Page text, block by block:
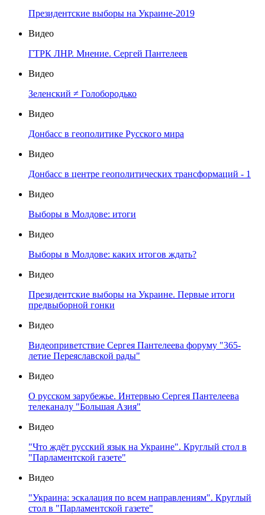
Президентские выборы на Украине-2019
Видео
ГТРК ЛНР. Мнение. Сергей Пантелеев
Видео
Зеленский ≠ Голобородько
Видео
Донбасс в геополитике Русского мира
Видео
Донбасс в центре геополитических трансформаций - 1
Видео
Выборы в Молдове: итоги
Видео
Выборы в Молдове: каких итогов ждать?
Видео
Президентские выборы на Украине. Первые итоги
предвыборной гонки
Видео
Видеоприветствие Сергея Пантелеева форуму "365-
летие Переяславской рады"
Видео
О русском зарубежье. Интервью Сергея Пантелеева
телеканалу "Большая Азия"
Видео
"Что ждёт русский язык на Украине". Круглый стол в
"Парламентской газете"
Видео
"Украина: эскалация по всем направлениям". Круглый
стол в "Парламентской газете"